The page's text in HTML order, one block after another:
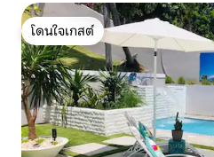
โดนใจเกสต์
โดนใจเกสต์